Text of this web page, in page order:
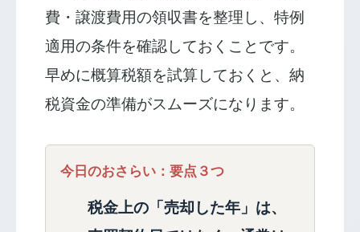
費・譲渡費用の領収書を整理し、特例
適用の条件を確認しておくことです。
早めに概算税額を試算しておくと、納
税資金の準備がスムーズになります。
今日のおさらい：要点３つ
税金上の「売却した年」は、